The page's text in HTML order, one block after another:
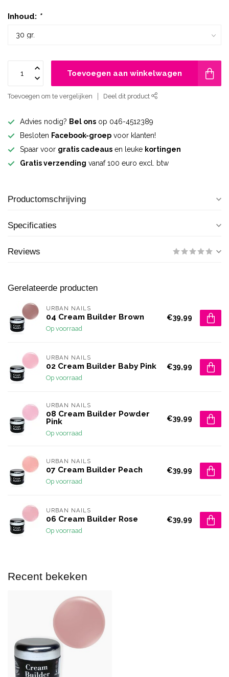
Inhoud: *
Toevoegen aan winkelwagen
Toevoegen om te vergelijken Deel dit product
Advies nodig? Bel ons op 046-4512389
Besloten Facebook-groep voor klanten!
Spaar voor gratis cadeaus en leuke kortingen
Gratis verzending vanaf 100 euro excl. btw
Productomschrijving
Specificaties
Reviews
Gerelateerde producten
URBAN NAILS
04 Cream Builder Brown
Op voorraad
€39,99
URBAN NAILS
02 Cream Builder Baby Pink
Op voorraad
€39,99
URBAN NAILS
08 Cream Builder Powder
Pink
Op voorraad
€39,99
URBAN NAILS
07 Cream Builder Peach
Op voorraad
€39,99
URBAN NAILS
06 Cream Builder Rose
Op voorraad
€39,99
Recent bekeken